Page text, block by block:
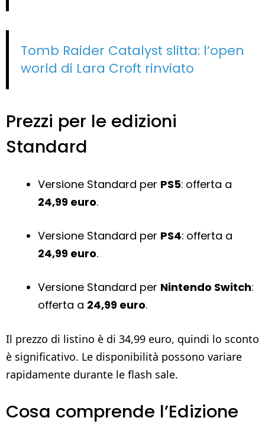
Tomb Raider Catalyst slitta: l’open
world di Lara Croft rinviato
Prezzi per le edizioni
Standard
Versione Standard per PS5: offerta a
24,99 euro.
Versione Standard per PS4: offerta a
24,99 euro.
Versione Standard per Nintendo Switch:
offerta a 24,99 euro.
Il prezzo di listino è di 34,99 euro, quindi lo sconto
è significativo. Le disponibilità possono variare
rapidamente durante le flash sale.
Cosa comprende l’Edizione